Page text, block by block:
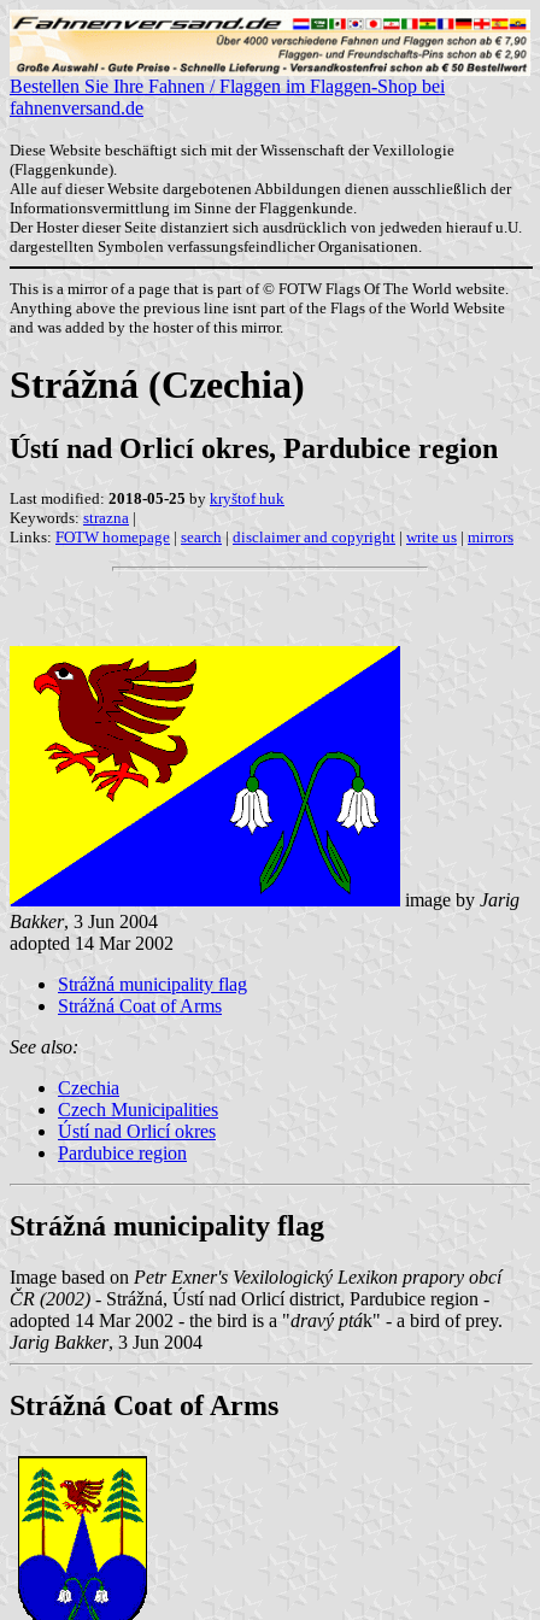
Bestellen Sie Ihre Fahnen / Flaggen im Flaggen-Shop bei
fahnenversand.de
Diese Website beschäftigt sich mit der Wissenschaft der Vexillologie
(Flaggenkunde).
Alle auf dieser Website dargebotenen Abbildungen dienen ausschließlich der
Informationsvermittlung im Sinne der Flaggenkunde.
Der Hoster dieser Seite distanziert sich ausdrücklich von jedweden hierauf u.U.
dargestellten Symbolen verfassungsfeindlicher Organisationen.
This is a mirror of a page that is part of © FOTW Flags Of The World website.
Anything above the previous line isnt part of the Flags of the World Website
and was added by the hoster of this mirror.
Strážná (Czechia)
Ústí nad Orlicí okres, Pardubice region
Last modified: 2018-05-25 by kryštof huk
Keywords: strazna |
Links: FOTW homepage | search | disclaimer and copyright | write us | mirrors
image by Jarig
Bakker, 3 Jun 2004
adopted 14 Mar 2002
Strážná municipality flag
Strážná Coat of Arms
See also:
Czechia
Czech Municipalities
Ústí nad Orlicí okres
Pardubice region
Strážná municipality flag
Image based on Petr Exner's Vexilologický Lexikon prapory obcí
ČR (2002) - Strážná, Ústí nad Orlicí district, Pardubice region -
adopted 14 Mar 2002 - the bird is a "dravý pták" - a bird of prey.
Jarig Bakker, 3 Jun 2004
Strážná Coat of Arms